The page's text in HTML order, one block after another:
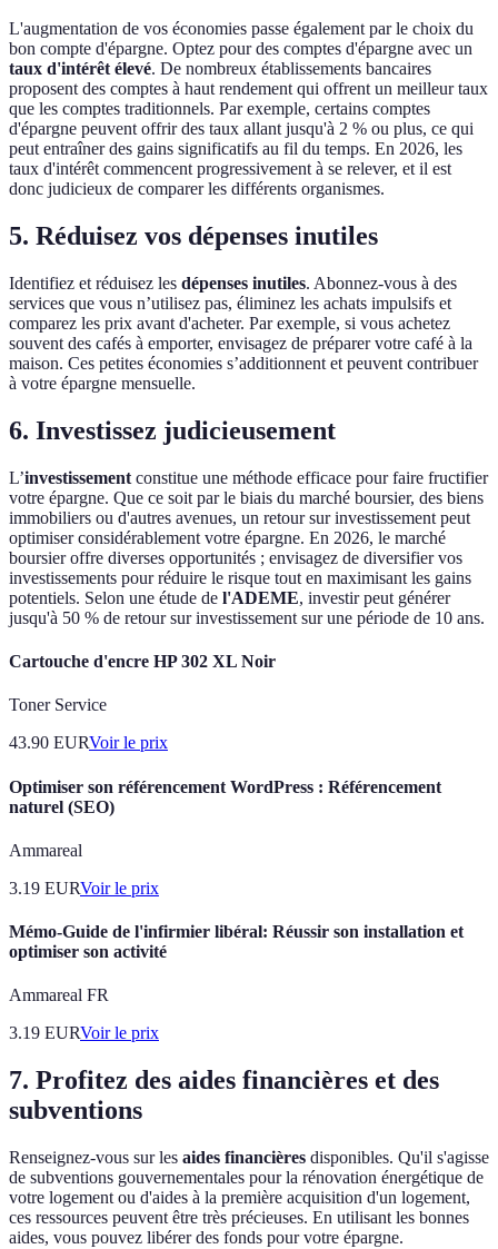
L'augmentation de vos économies passe également par le choix du
bon compte d'épargne. Optez pour des comptes d'épargne avec un
taux d'intérêt élevé. De nombreux établissements bancaires
proposent des comptes à haut rendement qui offrent un meilleur taux
que les comptes traditionnels. Par exemple, certains comptes
d'épargne peuvent offrir des taux allant jusqu'à 2 % ou plus, ce qui
peut entraîner des gains significatifs au fil du temps. En 2026, les
taux d'intérêt commencent progressivement à se relever, et il est
donc judicieux de comparer les différents organismes.
5. Réduisez vos dépenses inutiles
Identifiez et réduisez les dépenses inutiles. Abonnez-vous à des
services que vous n’utilisez pas, éliminez les achats impulsifs et
comparez les prix avant d'acheter. Par exemple, si vous achetez
souvent des cafés à emporter, envisagez de préparer votre café à la
maison. Ces petites économies s’additionnent et peuvent contribuer
à votre épargne mensuelle.
6. Investissez judicieusement
L’investissement constitue une méthode efficace pour faire fructifier
votre épargne. Que ce soit par le biais du marché boursier, des biens
immobiliers ou d'autres avenues, un retour sur investissement peut
optimiser considérablement votre épargne. En 2026, le marché
boursier offre diverses opportunités ; envisagez de diversifier vos
investissements pour réduire le risque tout en maximisant les gains
potentiels. Selon une étude de l'ADEME, investir peut générer
jusqu'à 50 % de retour sur investissement sur une période de 10 ans.
Cartouche d'encre HP 302 XL Noir
Toner Service
43.90 EURVoir le prix
Optimiser son référencement WordPress : Référencement
naturel (SEO)
Ammareal
3.19 EURVoir le prix
Mémo-Guide de l'infirmier libéral: Réussir son installation et
optimiser son activité
Ammareal FR
3.19 EURVoir le prix
7. Profitez des aides financières et des
subventions
Renseignez-vous sur les aides financières disponibles. Qu'il s'agisse
de subventions gouvernementales pour la rénovation énergétique de
votre logement ou d'aides à la première acquisition d'un logement,
ces ressources peuvent être très précieuses. En utilisant les bonnes
aides, vous pouvez libérer des fonds pour votre épargne.